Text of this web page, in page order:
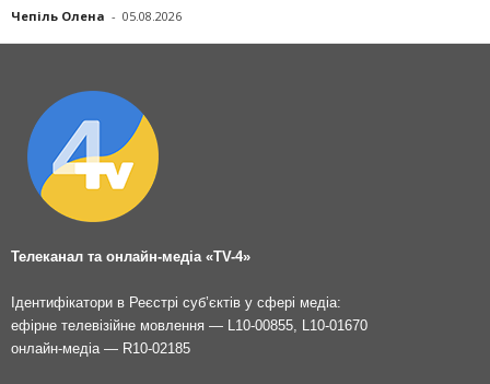
Чепіль Олена - 05.08.2026
Телеканал та онлайн-медіа «TV-4»
Ідентифікатори в Реєстрі суб’єктів у сфері медіа:
ефірне телевізійне мовлення — L10-00855, L10-01670
онлайн-медіа — R10-02185